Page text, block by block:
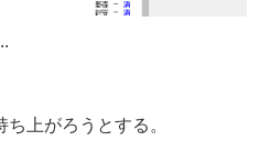
上がろうとする。